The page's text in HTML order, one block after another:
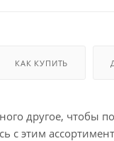
КАК КУПИТЬ
другое, чтобы
с этим